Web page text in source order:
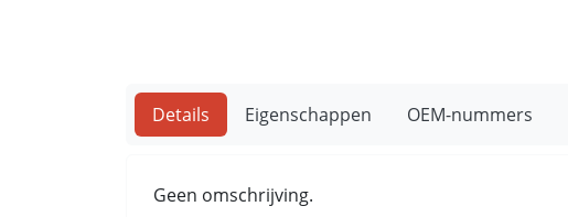
Details Eigenschappen OEM-nummers
Geen omschrijving.